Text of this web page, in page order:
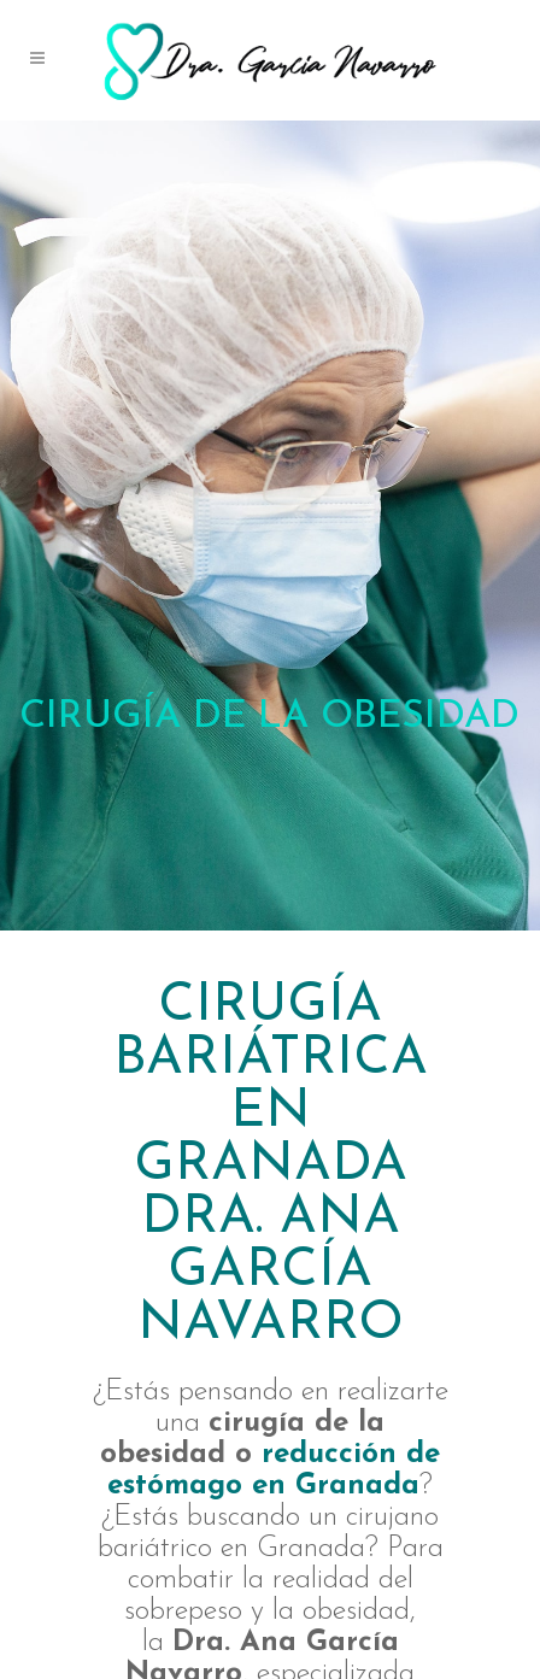
CIRUGÍA DE LA OBESIDAD
CIRUGÍA
BARIÁTRICA
EN
GRANADA
DRA. ANA
GARCÍA
NAVARRO
¿Estás pensando en realizarte
una cirugía de la
obesidad o reducción de
estómago en Granada?
¿Estás buscando un cirujano
bariátrico en Granada? Para
combatir la realidad del
sobrepeso y la obesidad,
la Dra. Ana García